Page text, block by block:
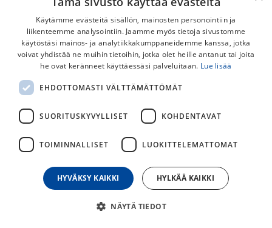
Shimano XT RD-M8100 12v Rissat
Shimanon XT-tasoiset RD-M8100 rissapyörät 12-
23,00
päivän alin hinta
Käytämme evästeitä sisällön, mainosten personointiin ja
liikenteemme analysointiin. Jaamme myös tietoja sivustomme
käytöstäsi mainos- ja analytiikkakumppaneidemme kanssa, jotka
voivat yhdistää ne muihin tietoihin, jotka olet heille antanut tai joita
he ovat keränneet käyttäessäsi palveluitaan. Lue lisää
EHDOTTOMASTI VÄLTTÄMÄTTÖMÄT
SUORITUSKYVYLLISET KOHDENTAVAT
TOIMINNALLISET LUOKITTELEMATTOMAT
HYVÄKSY KAIKKI HYLKÄÄ KAIKKI
NÄYTÄ TIEDOT